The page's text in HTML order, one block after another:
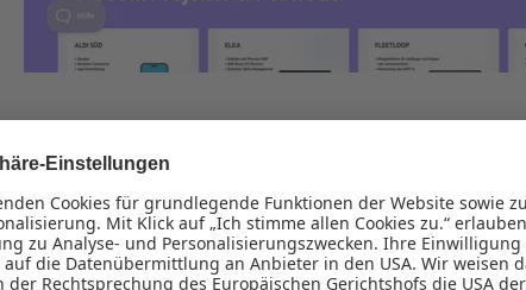
Du kannst maximal 24 verschiedene Tools in deinem
Hinweis:Wenn du eine Trusted Partner
nicht selbst einstellen. In der Regel schalten wir
Solltest das nicht der Fall sein, melde dich bitte bei